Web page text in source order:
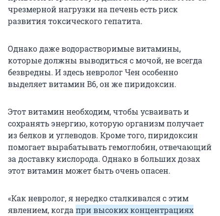
чрезмерной нагрузки на печень есть риск
развития токсического гепатита.
Однако даже водорастворимые витамины,
которые должны выводиться с мочой, не всегда
безвредны. И здесь невролог Чен особенно
выделяет витамин B6, он же пиридоксин.
Этот витамин необходим, чтобы усваивать и
сохранять энергию, которую организм получает
из белков и углеводов. Кроме того, пиридоксин
помогает вырабатывать гемоглобин, отвечающий
за доставку кислорода. Однако в больших дозах
этот витамин может быть очень опасен.
«Как невролог, я нередко сталкивался с этим
явлением, когдапри высоких концентрациях